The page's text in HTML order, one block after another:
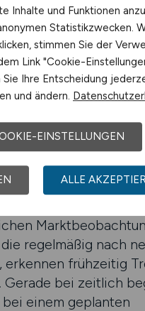
Wer klare
Einsatzbereich,
hat, kann die
Das
und erhöht die
ihre berufliche
ist dieser
regelmäßig nach
erkennen frühzeitig
Gerade bei zeitlich
einem geplanten
Inhalte und Funktionen
Statistikzwecken.
stimmen Sie der
Link "Cookie-
Ihre Entscheidung
und ändern.
EINSTELLUNGEN
ALLE